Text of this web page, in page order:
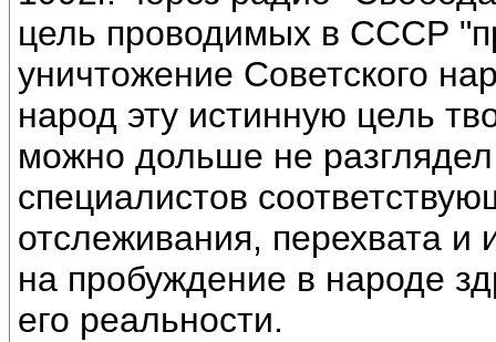
цель проводимых в СССР
уничтожение Советского
народ эту истинную цель
можно дольше не
специалистов
отслеживания, перехвата и
на пробуждение в народе
его реальности.